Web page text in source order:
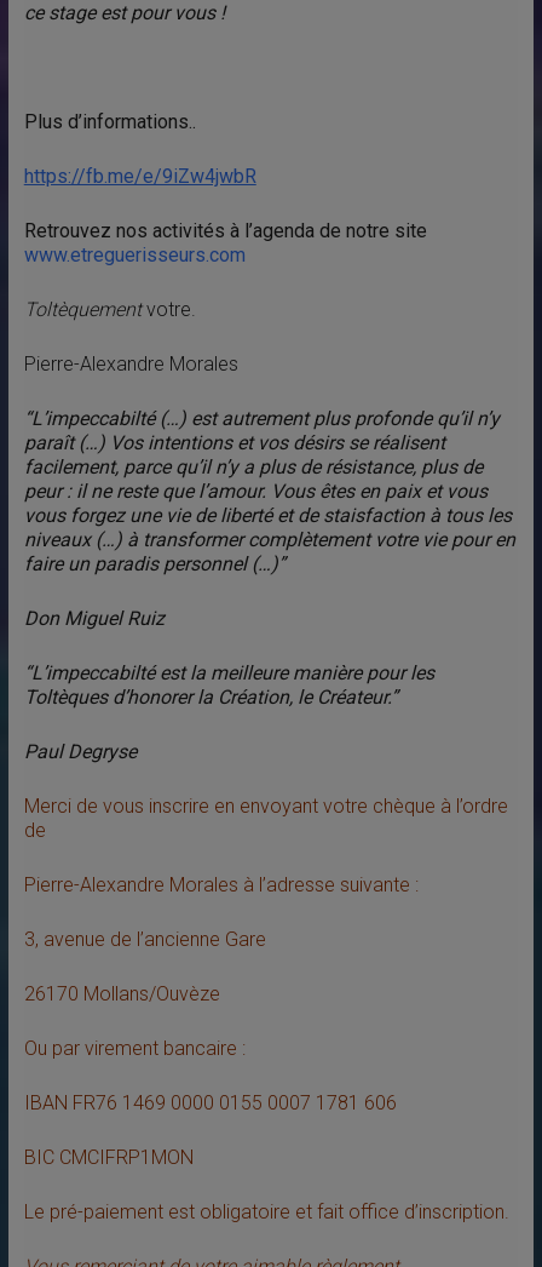
ce stage est pour vous !
Plus d’informations..
https://fb.me/e/9iZw4jwbR
Retrouvez nos activités à l’agenda de notre site
www.etreguerisseurs.com
Toltèquementvotre.
Pierre-Alexandre Morales
“L’impeccabilté (…) est autrement plus profonde qu’il n’y
paraît (…) Vos intentions et vos désirs se réalisent
facilement, parce qu’il n’y a plus de résistance, plus de
peur : il ne reste que l’amour. Vous êtes en paix et vous
vous forgez une vie de liberté et de staisfaction à tous les
niveaux (…) à transformer complètement votre vie pour en
faire un paradis personnel (…)”
Don Miguel Ruiz
“L’impeccabilté est la meilleure manière pour les
Toltèques d’honorer la Création, le Créateur.”
Paul Degryse
Merci de vous inscrire en envoyant votre chèque à l’ordre
de
Pierre-Alexandre Morales à l’adresse suivante :
3, avenue de l’ancienne Gare
26170 Mollans/Ouvèze
Ou par virement bancaire :
IBAN FR76 1469 0000 0155 0007 1781 606
BIC CMCIFRP1MON
Le pré-paiement est obligatoire et fait office d’inscription.